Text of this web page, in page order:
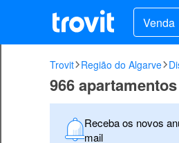
Venda
Trovit Região do Algarve
966
Receba os novos
mail